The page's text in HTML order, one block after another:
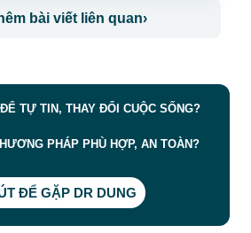
bài viết liên quan›
TỰ TIN, THAY ĐỔI CUỘC SỐNG?
PHÁP PHÙ HỢP, AN TOÀN?
ĐỂ GẶP DR DUNG